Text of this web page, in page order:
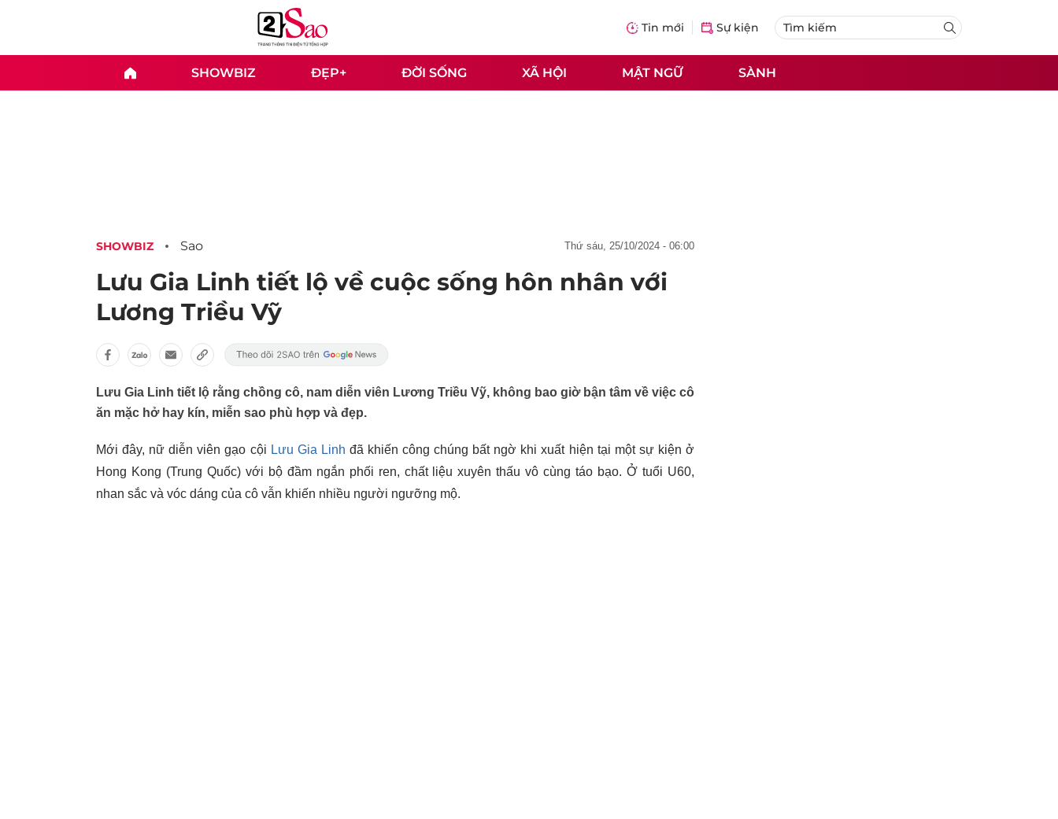
Tin mới Sự kiện
SHOWBIZ ĐẸP+ ĐỜI SỐNG XÃ HỘI MẬT NGỮ SÀNH
SHOWBIZ Sao thứ sáu, 25/10/2024 - 06:00
Lưu Gia Linh tiết lộ về cuộc sống hôn nhân với
Lương Triều Vỹ
Lưu Gia Linh tiết lộ rằng chồng cô, nam diễn viên Lương Triều Vỹ, không bao giờ bận tâm về việc cô
ăn mặc hở hay kín, miễn sao phù hợp và đẹp.
Mới đây, nữ diễn viên gạo cội Lưu Gia Linh đã khiến công chúng bất ngờ khi xuất hiện tại một sự kiện ở
Hong Kong (Trung Quốc) với bộ đầm ngắn phối ren, chất liệu xuyên thấu vô cùng táo bạo. Ở tuổi U60,
nhan sắc và vóc dáng của cô vẫn khiến nhiều người ngưỡng mộ.